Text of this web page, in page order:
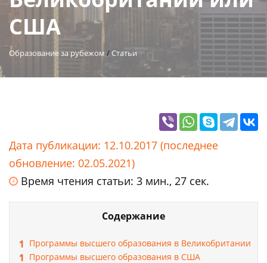
США
Образование за рубежом /Статьи
Дата публикации: 12.10.2017 (последнее
обновление: 02.05.2021)
Время чтения статьи: 3 мин., 27 сек.
Содержание
Программы высшего образования в Великобритании
Программы высшего образования в США